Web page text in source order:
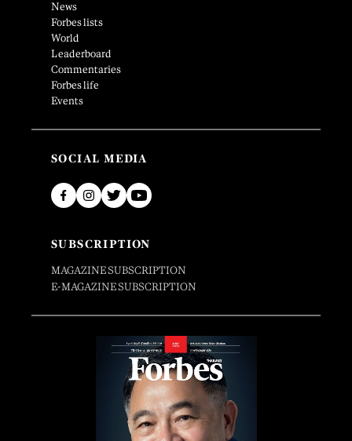
News
Forbes lists
World
Leaderboard
Commentaries
Forbes life
Events
SOCIAL MEDIA
SUBSCRIPTION
MAGAZINE SUBSCRIPTION
E-MAGAZINE SUBSCRIPTION